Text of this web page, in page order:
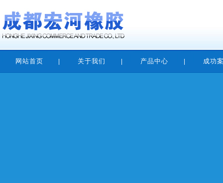
网站首页 关于我们 产品中心 成功